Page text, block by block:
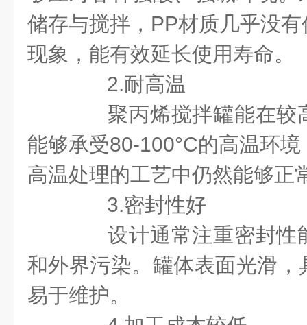
储存与搅拌，PP材质几乎没
现象，能有效延长使用寿命。
2.耐高温
聚丙烯搅拌罐能在较
能够承受80-100°C的高温环
高温处理的工艺中仍然能够正
3.密封性好
设计通常注重密封性
和外界污染。罐体表面光滑
易于维护。